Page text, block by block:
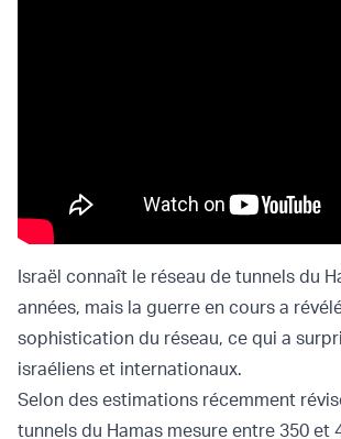
Israël connaît le réseau de tunnels du
années, mais la guerre en cours a
sophistication du réseau, ce qui a
israéliens et internationaux.
Selon des estimations récemment
tunnels du Hamas mesure entre 350 et